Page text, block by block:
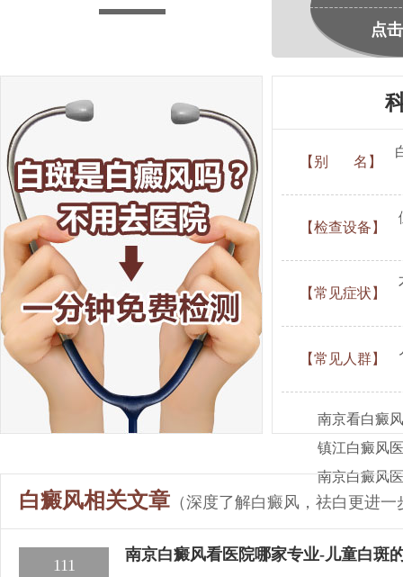
点
【别 名】
【检查设备】
【常见症状】
【常见人群】
南京看白癜
镇江白癜风
南京白癜风
白癜风相关文章 （深度了解白癜风，祛白更进一
111
南京白癜风看医院哪家专业-儿童白斑